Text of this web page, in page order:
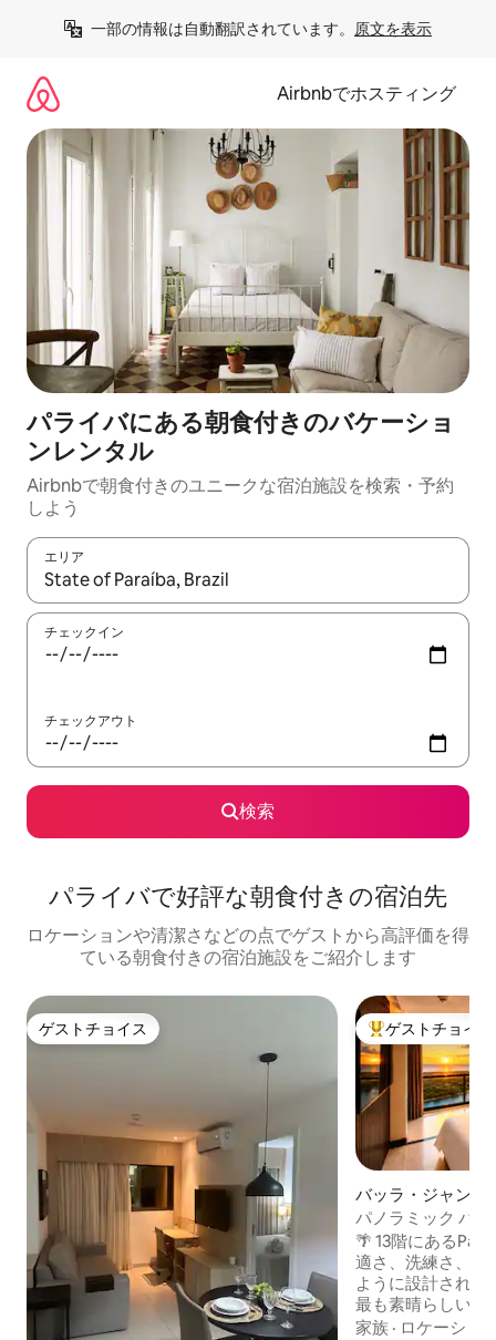
一部の情報は自動翻訳されています。 原文を表示
Airbnbでホスティング
パライバにある朝食付きのバケーショ
ンレンタル
Airbnbで朝食付きのユニークな宿泊施設を検索・予約
しよう
エリア
検索結果が表示されたら、上下の矢印キーを使って移動するか
チェックイン
チェックアウト
検索
パライバで好評な朝食付きの宿泊先
ロケーションや清潔さなどの点でゲストから高評価を得
ている朝食付きの宿泊施設をご紹介します
ゲストチョイス
ゲストチョイス 大好評のゲスト
ゲストチョイス
バッラ・ジャンガ
ョン・アパート
パノラミック パ
たバリのレジデン
🌴 13階にある
適さ、洗練さ、高
ように設計されています。
最も素晴らしい
スイートのバルコ
家族 · ロケーショ